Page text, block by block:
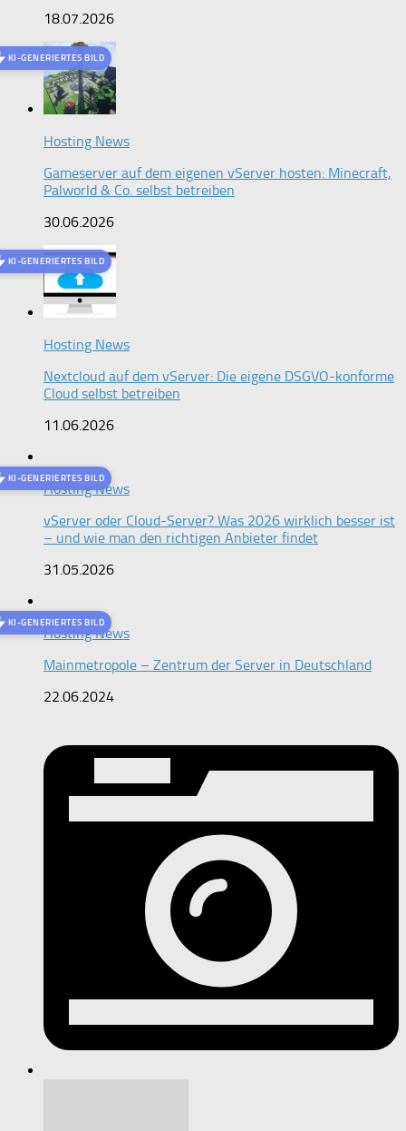
18.07.2026
KI-GENERIERTES BILD
Hosting News
Gameserver auf dem eigenen vServer hosten: Minecraft,
Palworld & Co. selbst betreiben
30.06.2026
KI-GENERIERTES BILD
Hosting News
Nextcloud auf dem vServer: Die eigene DSGVO-konforme
Cloud selbst betreiben
11.06.2026
KI-GENERIERTES BILD
Hosting News
vServer oder Cloud-Server? Was 2026 wirklich besser ist
– und wie man den richtigen Anbieter findet
31.05.2026
KI-GENERIERTES BILD
Hosting News
Mainmetropole – Zentrum der Server in Deutschland
22.06.2024